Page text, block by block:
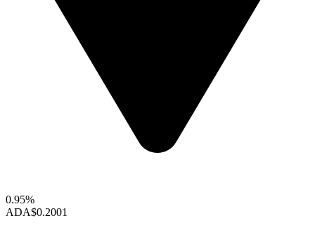
0.95%
ADA$0.2001